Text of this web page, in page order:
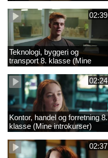
02:39
Teknologi, byggeri og
transport 8. klasse (Mine
introkurser) 2022
02:24
Kontor, handel og forretning 8.
klasse (Mine introkurser)
2022
02:37